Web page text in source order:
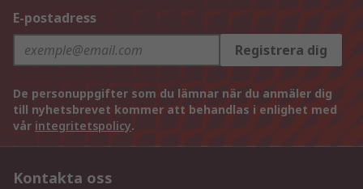
E-postadress
Registrera dig
De personuppgifter som du lämnar när du anmäler dig
till nyhetsbrevet kommer att behandlas i enlighet med
vår integritetspolicy.
Kontakta oss